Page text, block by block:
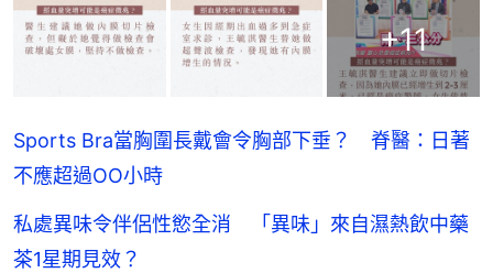
+11
Sports Bra當胸圍長戴會令胸部下垂？ 脊醫：日著
不應超過OO小時
私處異味令伴侶性慾全消 「異味」來自濕熱飲中藥
茶1星期見效？